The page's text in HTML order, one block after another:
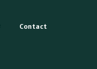
Contact